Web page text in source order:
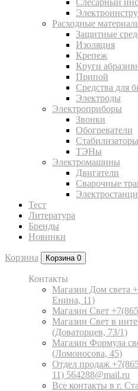
Слесарный
Расходные
Защитные
Изоляция
Крепеж
Круги
Припой
Средства для
Электроды
Электроприборы
Звонки
Обогреватели
Стабилизаторы
ТЭНы
Электромашины
Двигатели
Сварочные
Тест
Литература
Бренды
Новинки
Корзина Корзина 0
Контакты
Магазин Дом света
Енина, 11)
Магазин Свет
Магазин Свет в
(Доваторцев, 73/1)
Магазин Формула
(Ломоносова, 45)
Отдел продаж
11) 564288@mail.ru
Все контакты в г.